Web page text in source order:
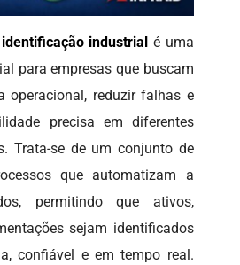
industrial é uma
para empresas que buscam
operacional, reduzir falhas e
precisa em diferentes
Trata-se de um conjunto de
que automatizam a
permitindo que ativos,
sejam identificados
confiável e em tempo real.